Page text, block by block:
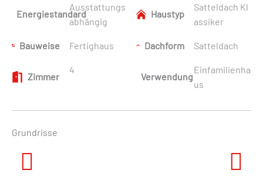
Energiestandard
Ausstattungs
abhängig
Haustyp
Satteldach Kl
assiker
Bauweise Fertighaus Dachform Satteldach
Zimmer
4
Verwendung
Einfamilienha
us
Grundrisse